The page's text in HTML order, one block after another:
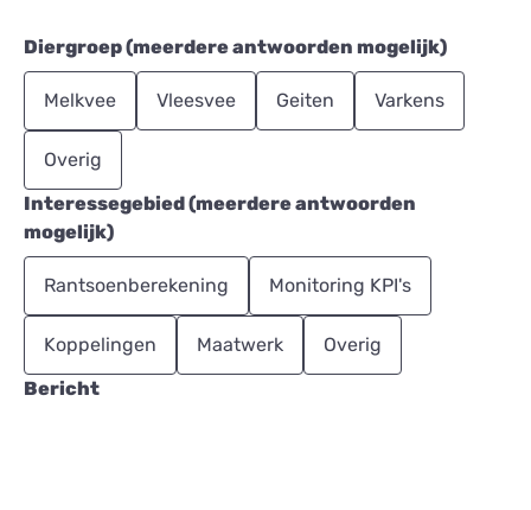
Diergroep (meerdere antwoorden mogelijk)
Melkvee Vleesvee Geiten Varkens
Overig
Interessegebied (meerdere antwoorden
mogelijk)
Rantsoenberekening Monitoring KPI's
Koppelingen Maatwerk
Overig
Bericht